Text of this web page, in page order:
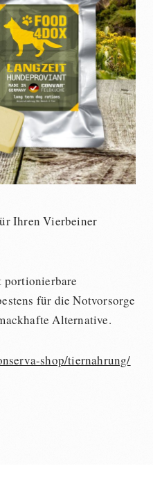
Ihren Vierbeiner
portionierbare
für die Notvorsorge
Alternative.
shop/tiernahrung/